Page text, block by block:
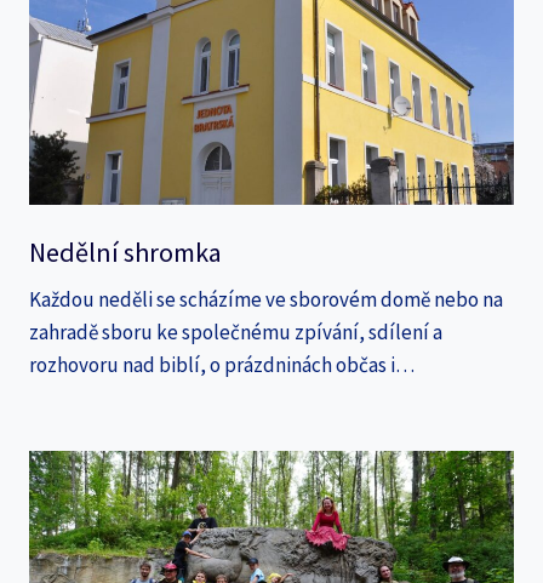
Nedělní shromka
Každou neděli se scházíme ve sborovém domě nebo na
zahradě sboru ke společnému zpívání, sdílení a
rozhovoru nad biblí, o prázdninách občas i…